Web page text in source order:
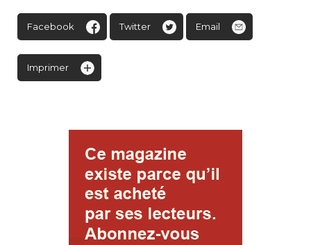
Facebook Twitter Email
Imprimer